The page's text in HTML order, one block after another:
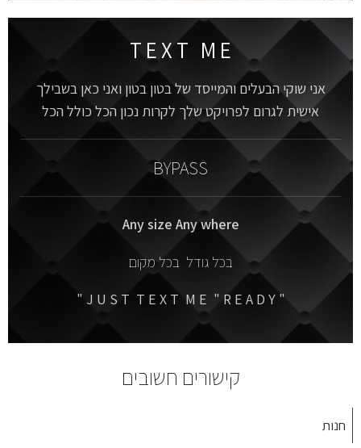
T E X T M E
אני שוקי הבעלים והמייסד של בטון בטון ואני כאן בשבילך
אישית לגרום לפרויקט שלך לקרות נכון הכל כולל הכל
BYPASS
Any size Any where
בכל גודל בכל מקום
" J U S T T E X T M E " R E A D Y "
קישורים חשובים
חנות